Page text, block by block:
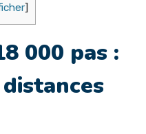
]
000 pas :